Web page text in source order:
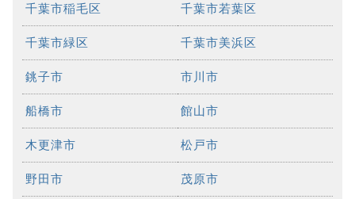
千葉市稲毛区 千葉市若葉区
千葉市緑区 千葉市美浜区
銚子市 市川市
船橋市 館山市
木更津市 松戸市
野田市 茂原市